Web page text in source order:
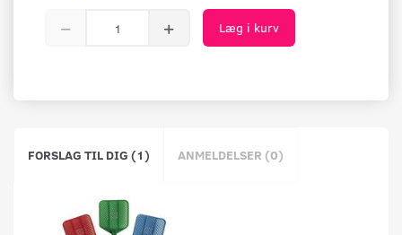
Læg i kurv
FORSLAG TIL DIG (1) ANMELDELSER (0)